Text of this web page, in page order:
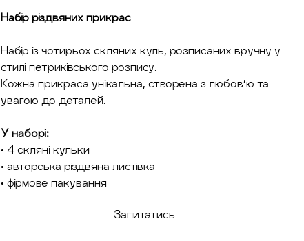
Набір різдвяних прикрас
Набір із чотирьох скляних куль, розписаних вручну у
стилі петриківського розпису.
Кожна прикраса унікальна, створена з любов’ю та
увагою до деталей.
У наборі:
• 4 скляні кульки
• авторська різдвяна листівка
• фірмове пакування
Запитатись